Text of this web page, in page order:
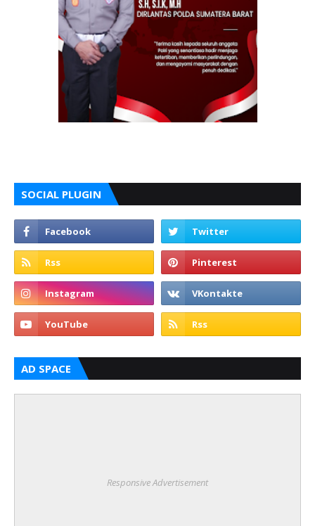
SOCIAL PLUGIN
AD SPACE
Responsive Advertisement